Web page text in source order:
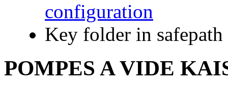
configuration
Key folder in safepath
POMPES A VIDE